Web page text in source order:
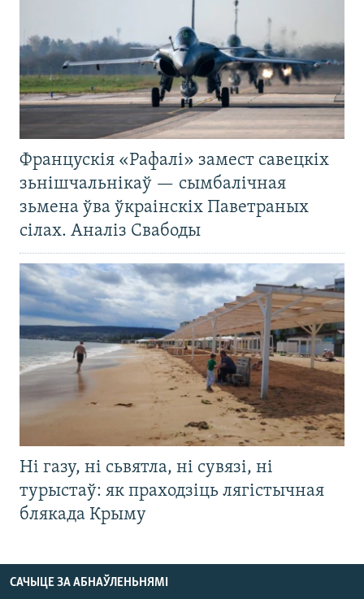
Францускія «Рафалі» замест савецкіх
зьнішчальнікаў — сымбалічная
зьмена ўва ўкраінскіх Паветраных
сілах. Аналіз Свабоды
Ні газу, ні сьвятла, ні сувязі, ні
турыстаў: як праходзіць лягістычная
блякада Крыму
САЧЫЦЕ ЗА АБНАЎЛЕНЬНЯМІ